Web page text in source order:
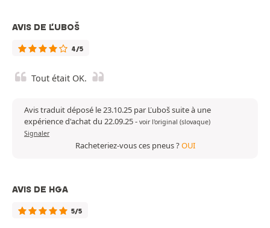
AVIS DE ĽUBOŠ
4/5
Tout était OK.
Avis traduit déposé le 23.10.25 par Ľuboš suite à une
expérience d'achat du 22.09.25- voir l'original (slovaque)
Signaler
Racheteriez-vous ces pneus ?OUI
AVIS DE HGA
5/5